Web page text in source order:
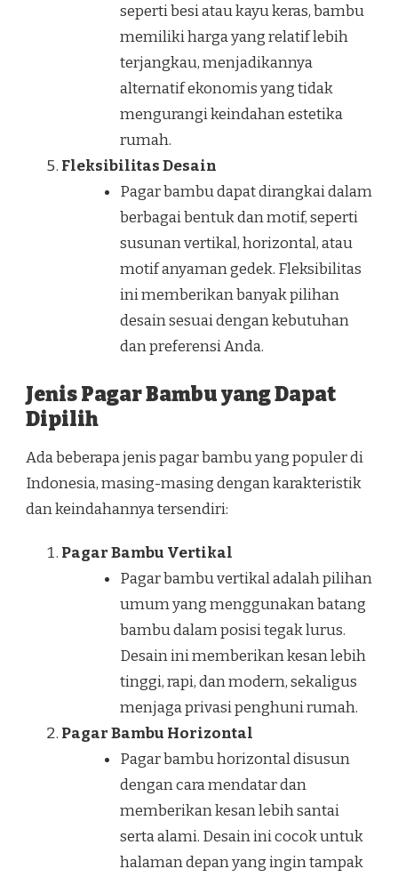
seperti besi atau kayu keras, bambu
memiliki harga yang relatif lebih
terjangkau, menjadikannya
alternatif ekonomis yang tidak
mengurangi keindahan estetika
rumah.
Fleksibilitas Desain
Pagar bambu dapat dirangkai dalam
berbagai bentuk dan motif, seperti
susunan vertikal, horizontal, atau
motif anyaman gedek. Fleksibilitas
ini memberikan banyak pilihan
desain sesuai dengan kebutuhan
dan preferensi Anda.
Jenis Pagar Bambu yang Dapat
Dipilih
Ada beberapa jenis pagar bambu yang populer di
Indonesia, masing-masing dengan karakteristik
dan keindahannya tersendiri:
Pagar Bambu Vertikal
Pagar bambu vertikal adalah pilihan
umum yang menggunakan batang
bambu dalam posisi tegak lurus.
Desain ini memberikan kesan lebih
tinggi, rapi, dan modern, sekaligus
menjaga privasi penghuni rumah.
Pagar Bambu Horizontal
Pagar bambu horizontal disusun
dengan cara mendatar dan
memberikan kesan lebih santai
serta alami. Desain ini cocok untuk
halaman depan yang ingin tampak